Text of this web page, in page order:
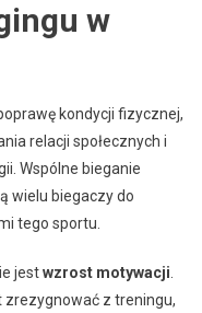
w
kondycji fizycznej,
relacji społecznych i
Wspólne bieganie
wielu biegaczy do
tego sportu.
jestwzrost motywacji.
zrezygnować z treningu,